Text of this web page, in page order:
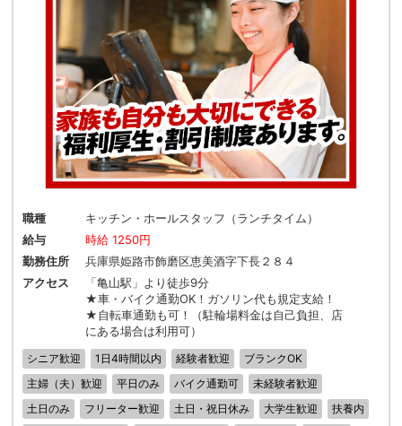
職種
キッチン・ホールスタッフ（ランチタイム）
給与
時給 1250円
勤務住所
兵庫県姫路市飾磨区恵美酒字下長２８４
アクセス
「亀山駅」より徒歩9分
★車・バイク通勤OK！ガソリン代も規定支給！
★自転車通勤も可！（駐輪場料金は自己負担、店
にある場合は利用可）
シニア歓迎 1日4時間以内 経験者歓迎
ブランクOK
主婦（夫）歓迎
平日のみ バイク通勤可
未経験者歓迎
土日のみ
フリーター歓迎 土日・祝日休み 大学生歓迎
扶養内